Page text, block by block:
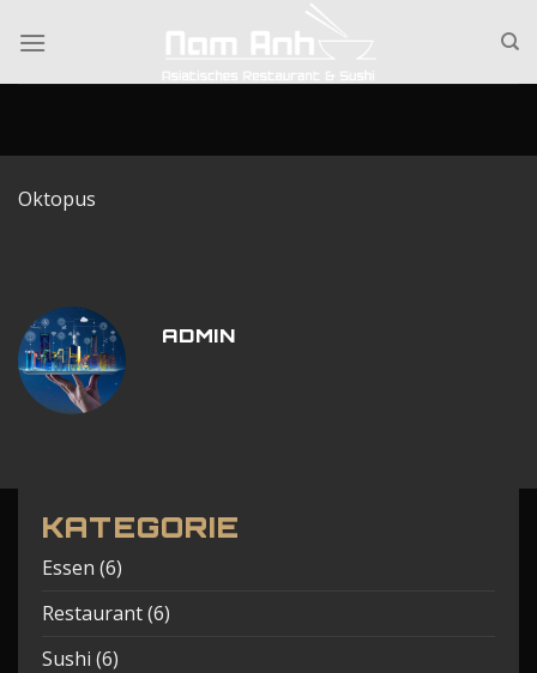
Oktopus
ADMIN
KATEGORIE
Essen (6)
Restaurant(6)
Sushi (6)